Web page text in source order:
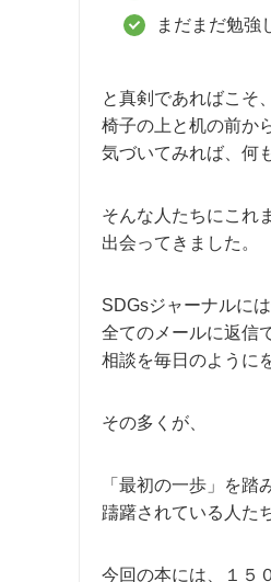
まだまだ勉強
と真剣であればこそ、
椅子の上と机の前か
気づいてみれば、何
そんな人たちにこれ
出会ってきました。
SDGsジャーナルに
全てのメールに返信
相談を毎日のように
その多くが、
「最初の一歩」を踏
躊躇されている人た
今回の本には、１５